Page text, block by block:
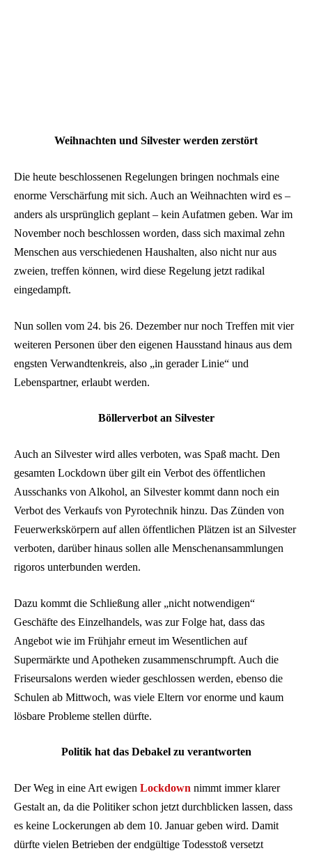
Weihnachten und Silvester werden zerstört
Die heute beschlossenen Regelungen bringen nochmals eine
enorme Verschärfung mit sich. Auch an Weihnachten wird es –
anders als ursprünglich geplant – kein Aufatmen geben. War im
November noch beschlossen worden, dass sich maximal zehn
Menschen aus verschiedenen Haushalten, also nicht nur aus
zweien, treffen können, wird diese Regelung jetzt radikal
eingedampft.
Nun sollen vom 24. bis 26. Dezember nur noch Treffen mit vier
weiteren Personen über den eigenen Hausstand hinaus aus dem
engsten Verwandtenkreis, also „in gerader Linie“ und
Lebenspartner, erlaubt werden.
Böllerverbot an Silvester
Auch an Silvester wird alles verboten, was Spaß macht. Den
gesamten Lockdown über gilt ein Verbot des öffentlichen
Ausschanks von Alkohol, an Silvester kommt dann noch ein
Verbot des Verkaufs von Pyrotechnik hinzu. Das Zünden von
Feuerwerkskörpern auf allen öffentlichen Plätzen ist an Silvester
verboten, darüber hinaus sollen alle Menschenansammlungen
rigoros unterbunden werden.
Dazu kommt die Schließung aller „nicht notwendigen“
Geschäfte des Einzelhandels, was zur Folge hat, dass das
Angebot wie im Frühjahr erneut im Wesentlichen auf
Supermärkte und Apotheken zusammenschrumpft. Auch die
Friseursalons werden wieder geschlossen werden, ebenso die
Schulen ab Mittwoch, was viele Eltern vor enorme und kaum
lösbare Probleme stellen dürfte.
Politik hat das Debakel zu verantworten
Der Weg in eine Art ewigen Lockdown nimmt immer klarer
Gestalt an, da die Politiker schon jetzt durchblicken lassen, dass
es keine Lockerungen ab dem 10. Januar geben wird. Damit
dürfte vielen Betrieben der endgültige Todesstoß versetzt